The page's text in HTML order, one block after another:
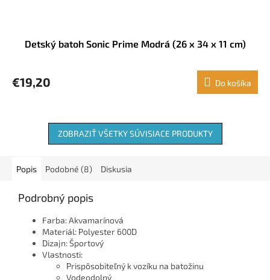
Detský batoh Sonic Prime Modrá (26 x 34 x 11 cm)
€19,20 Do košíka
ZOBRAZIŤ VŠETKY SÚVISIACE PRODUKTY
Popis Podobné (8) Diskusia
Podrobný popis
Farba: Akvamarínová
Materiál: Polyester 600D
Dizajn: Športový
Vlastnosti:
Prispôsobiteľný k vozíku na batožinu
Vodeodolný